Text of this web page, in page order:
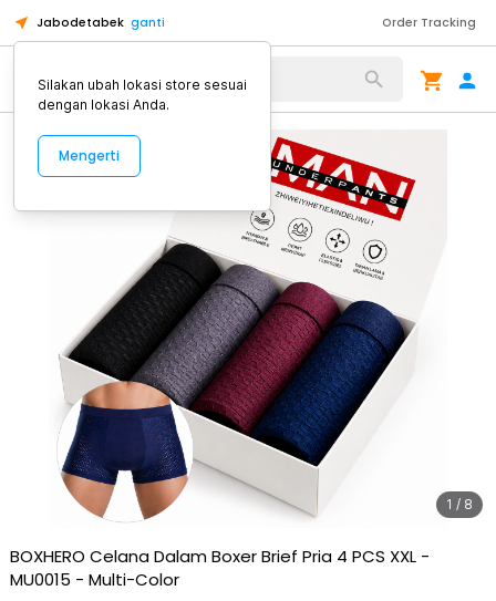
Jabodetabek ganti Order Tracking
Alat Kopi
1 / 8
BOXHERO Celana Dalam Boxer Brief Pria 4 PCS XXL -
MU0015 - Multi-Color
Silakan ubah lokasi store sesuai
dengan lokasi Anda.
Mengerti